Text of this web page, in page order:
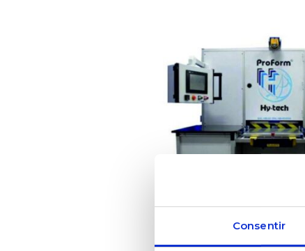
Consentir